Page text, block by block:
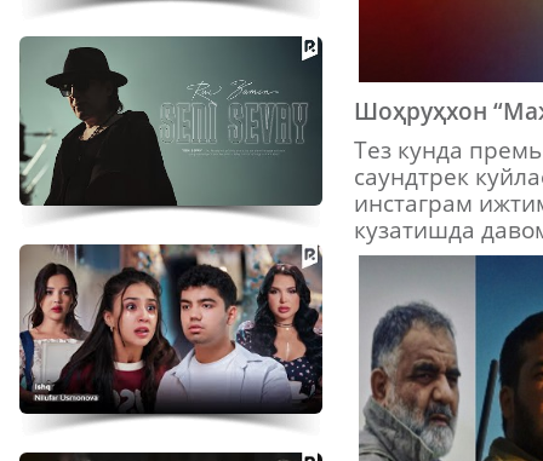
Шоҳруҳхон
Тез кунда
саундтрек
инстаграм
кузатишда